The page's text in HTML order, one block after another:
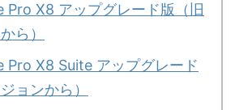
Pro X8 アップグレード版（旧
ら）
Pro X8 Suite アップグレード
ョンから）